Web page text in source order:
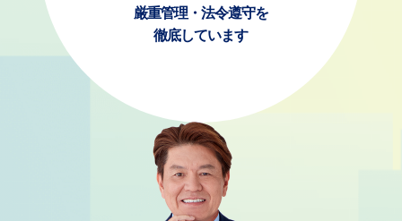
厳重管理・法令遵守を
徹底しています